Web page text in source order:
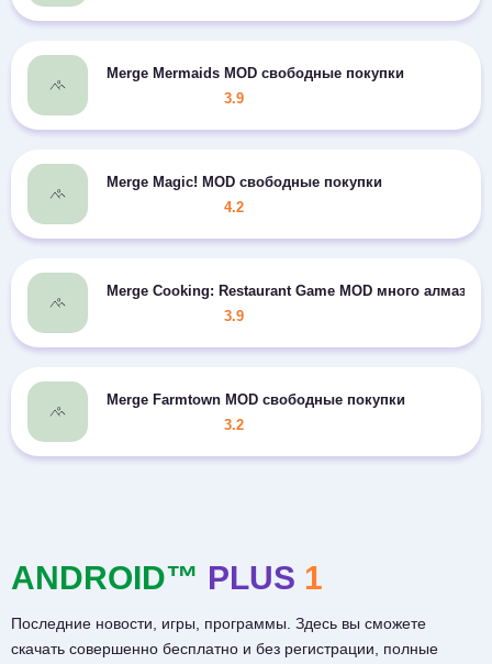
Merge Mermaids MOD свободные покупки
3.9
Merge Magic! MOD свободные покупки
4.2
Merge Cooking: Restaurant Game MOD много алмазов
3.9
Merge Farmtown MOD свободные покупки
3.2
ANDROID™ PLUS 1
Последние новости, игры, программы. Здесь вы сможете
скачать совершенно бесплатно и без регистрации, полные